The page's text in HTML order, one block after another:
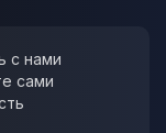
с нами
сами